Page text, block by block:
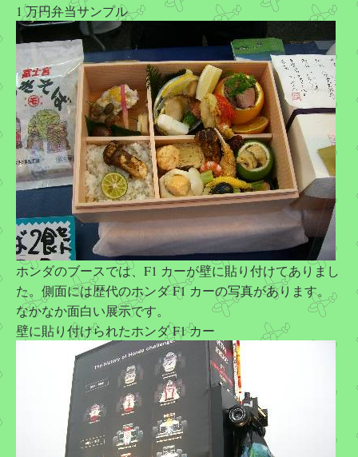
1 万円弁当サンプル
ホンダのブースでは、F1 カーが壁に貼り付けてありまし
た。側面には歴代のホンダ F1 カーの写真があります。
なかなか面白い展示です。
壁に貼り付けられたホンダ F1 カー